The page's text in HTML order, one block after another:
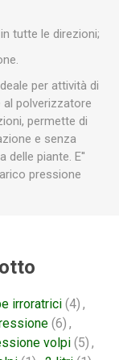
tutte le direzioni;
per attività di
al polverizzatore
permette di
e senza
delle piante. E''
pressione
irroratrici (4) ,
(6) ,
volpi (5) ,